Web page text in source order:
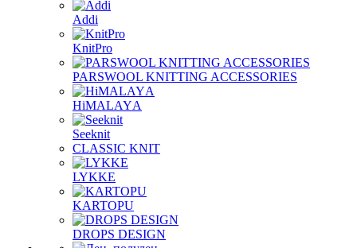
Addi
KnitPro
PARSWOOL KNITTING ACCESSORIES
HiMALAYА
Seeknit
CLASSIC KNIT
LYKKE
KАRTOPU
DROPS DЕSIGN